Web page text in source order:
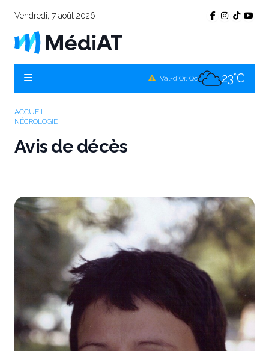
Vendredi, 7 août 2026
Val-d'Or, Qc 23°C
ACCUEIL
NÉCROLOGIE
Avis de décès